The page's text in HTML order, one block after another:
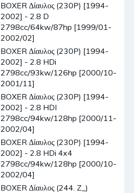
BOXER Δίαυλος (230P) [1994-
2002] - 2.8 D
2798cc/64kw/87hp [1999/01-
2002/02]
BOXER Δίαυλος (230P) [1994-
2002] - 2.8 HDi
2798cc/93kw/126hp [2000/10-
2001/11]
BOXER Δίαυλος (230P) [1994-
2002] - 2.8 HDI
2798cc/94kw/128hp [2000/11-
2002/04]
BOXER Δίαυλος (230P) [1994-
2002] - 2.8 HDi 4x4
2798cc/94kw/128hp [2000/10-
2002/04]
BOXER Δίαυλος (244. Z_)